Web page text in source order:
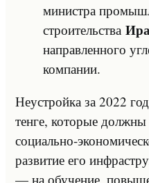
министра
строительства
направленного
компании.
Неустройка за 2022
тенге, которые
социально-
развитие его
— на обучение,